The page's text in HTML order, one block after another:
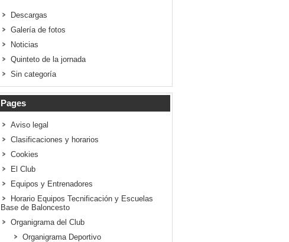
Descargas
Galería de fotos
Noticias
Quinteto de la jornada
Sin categoría
Pages
Aviso legal
Clasificaciones y horarios
Cookies
El Club
Equipos y Entrenadores
Horario Equipos Tecnificación y Escuelas
Base de Baloncesto
Organigrama del Club
Organigrama Deportivo